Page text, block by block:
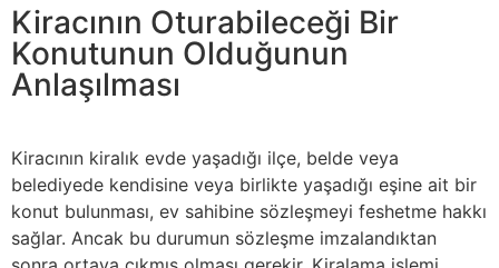
Kiracının Oturabileceği Bir
Konutunun Olduğunun
Anlaşılması
Kiracının kiralık evde yaşadığı ilçe, belde veya
belediyede kendisine veya birlikte yaşadığı eşine ait bir
konut bulunması, ev sahibine sözleşmeyi feshetme hakkı
sağlar. Ancak bu durumun sözleşme imzalandıktan